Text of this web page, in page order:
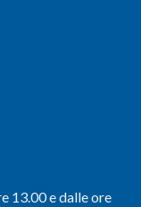
13.00 e dalle ore